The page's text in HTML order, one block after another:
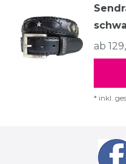
ab
* inkl.